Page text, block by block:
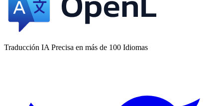
Traducción IA Precisa en más de 100 Idiomas